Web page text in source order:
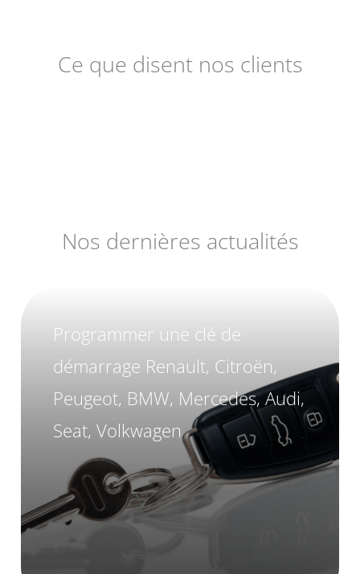
Ce que disent nos clients
Nos dernières actualités
Programmer une clé de
démarrage Renault, Citroën,
Peugeot, BMW, Mercedes, Audi,
Seat, Volkwagen